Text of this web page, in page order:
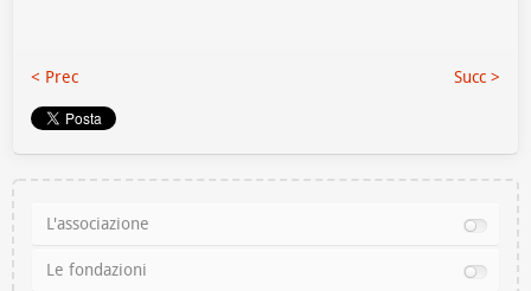
< Prec Succ >
L'associazione
Le fondazioni